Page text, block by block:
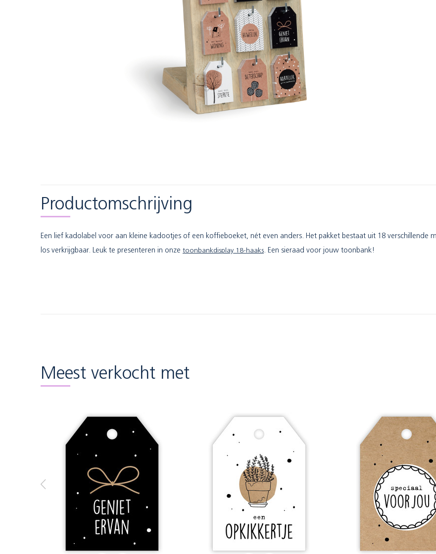
Productomschrijving
Een lief kadolabel voor aan kleine kadootjes of een koffieboeket, nét even anders. Het pakket bestaat uit 18 verschillende
los verkrijgbaar. Leuk te presenteren in onze toonbankdisplay 18-haaks. Een sieraad voor jouw toonbank!
Meest verkocht met